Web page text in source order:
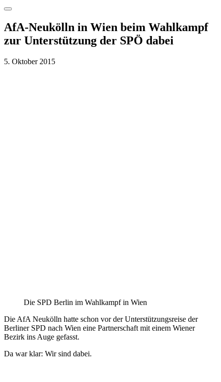
Menu
AfA-Neukölln in Wien beim Wahlkampf
zur Unterstützung der SPÖ dabei
5. Oktober 2015
Die SPD Berlin im Wahlkampf in Wien
Die AfA Neukölln hatte schon vor der Unterstützungsreise der
Berliner SPD nach Wien eine Partnerschaft mit einem Wiener
Bezirk ins Auge gefasst.
Da war klar: Wir sind dabei.